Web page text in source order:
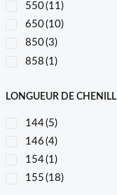
550(11)
650(10)
850(3)
858 (1)
LONGUEUR DE
144(5)
146 (4)
154(1)
155 (18)